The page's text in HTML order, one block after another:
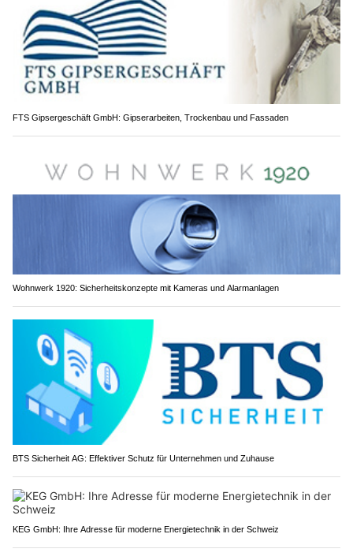
FTS Gipsergeschäft GmbH: Gipserarbeiten, Trockenbau und Fassaden
Wohnwerk 1920: Sicherheitskonzepte mit Kameras und Alarmanlagen
BTS Sicherheit AG: Effektiver Schutz für Unternehmen und Zuhause
KEG GmbH: Ihre Adresse für moderne Energietechnik in der Schweiz